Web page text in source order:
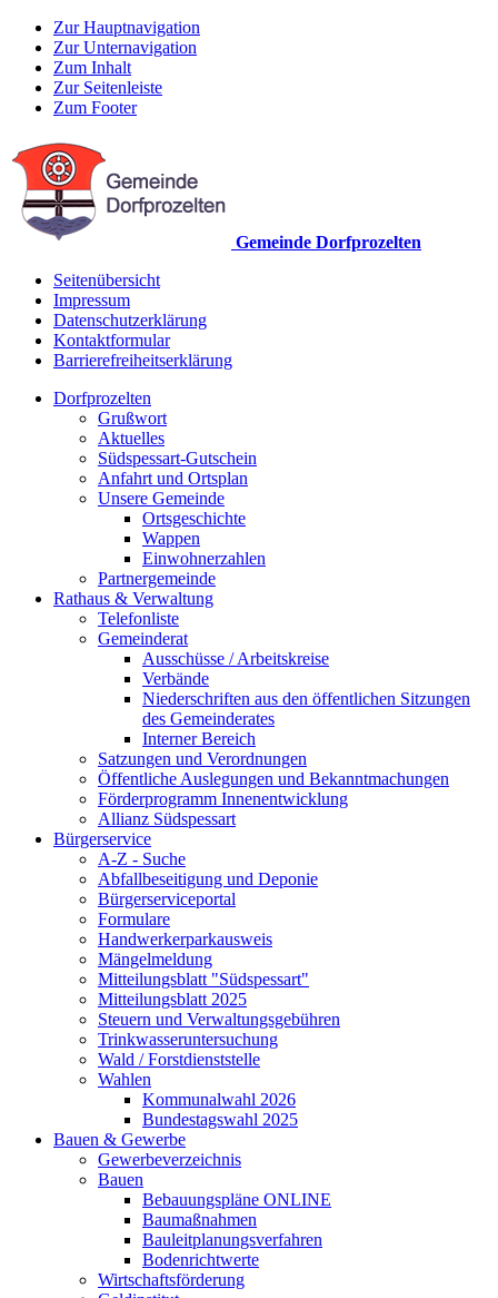
Zur Hauptnavigation
Zur Unternavigation
Zum Inhalt
Zur Seitenleiste
Zum Footer
Gemeinde Dorfprozelten
Seitenübersicht
Impressum
Datenschutzerklärung
Kontaktformular
Barrierefreiheitserklärung
Dorfprozelten
Grußwort
Aktuelles
Südspessart-Gutschein
Anfahrt und Ortsplan
Unsere Gemeinde
Ortsgeschichte
Wappen
Einwohnerzahlen
Partnergemeinde
Rathaus & Verwaltung
Telefonliste
Gemeinderat
Ausschüsse / Arbeitskreise
Verbände
Niederschriften aus den öffentlichen Sitzungen
des Gemeinderates
Interner Bereich
Satzungen und Verordnungen
Öffentliche Auslegungen und Bekanntmachungen
Förderprogramm Innenentwicklung
Allianz Südspessart
Bürgerservice
A-Z - Suche
Abfallbeseitigung und Deponie
Bürgerserviceportal
Formulare
Handwerkerparkausweis
Mängelmeldung
Mitteilungsblatt "Südspessart"
Mitteilungsblatt 2025
Steuern und Verwaltungsgebühren
Trinkwasseruntersuchung
Wald / Forstdienststelle
Wahlen
Kommunalwahl 2026
Bundestagswahl 2025
Bauen & Gewerbe
Gewerbeverzeichnis
Bauen
Bebauungspläne ONLINE
Baumaßnahmen
Bauleitplanungsverfahren
Bodenrichtwerte
Wirtschaftsförderung